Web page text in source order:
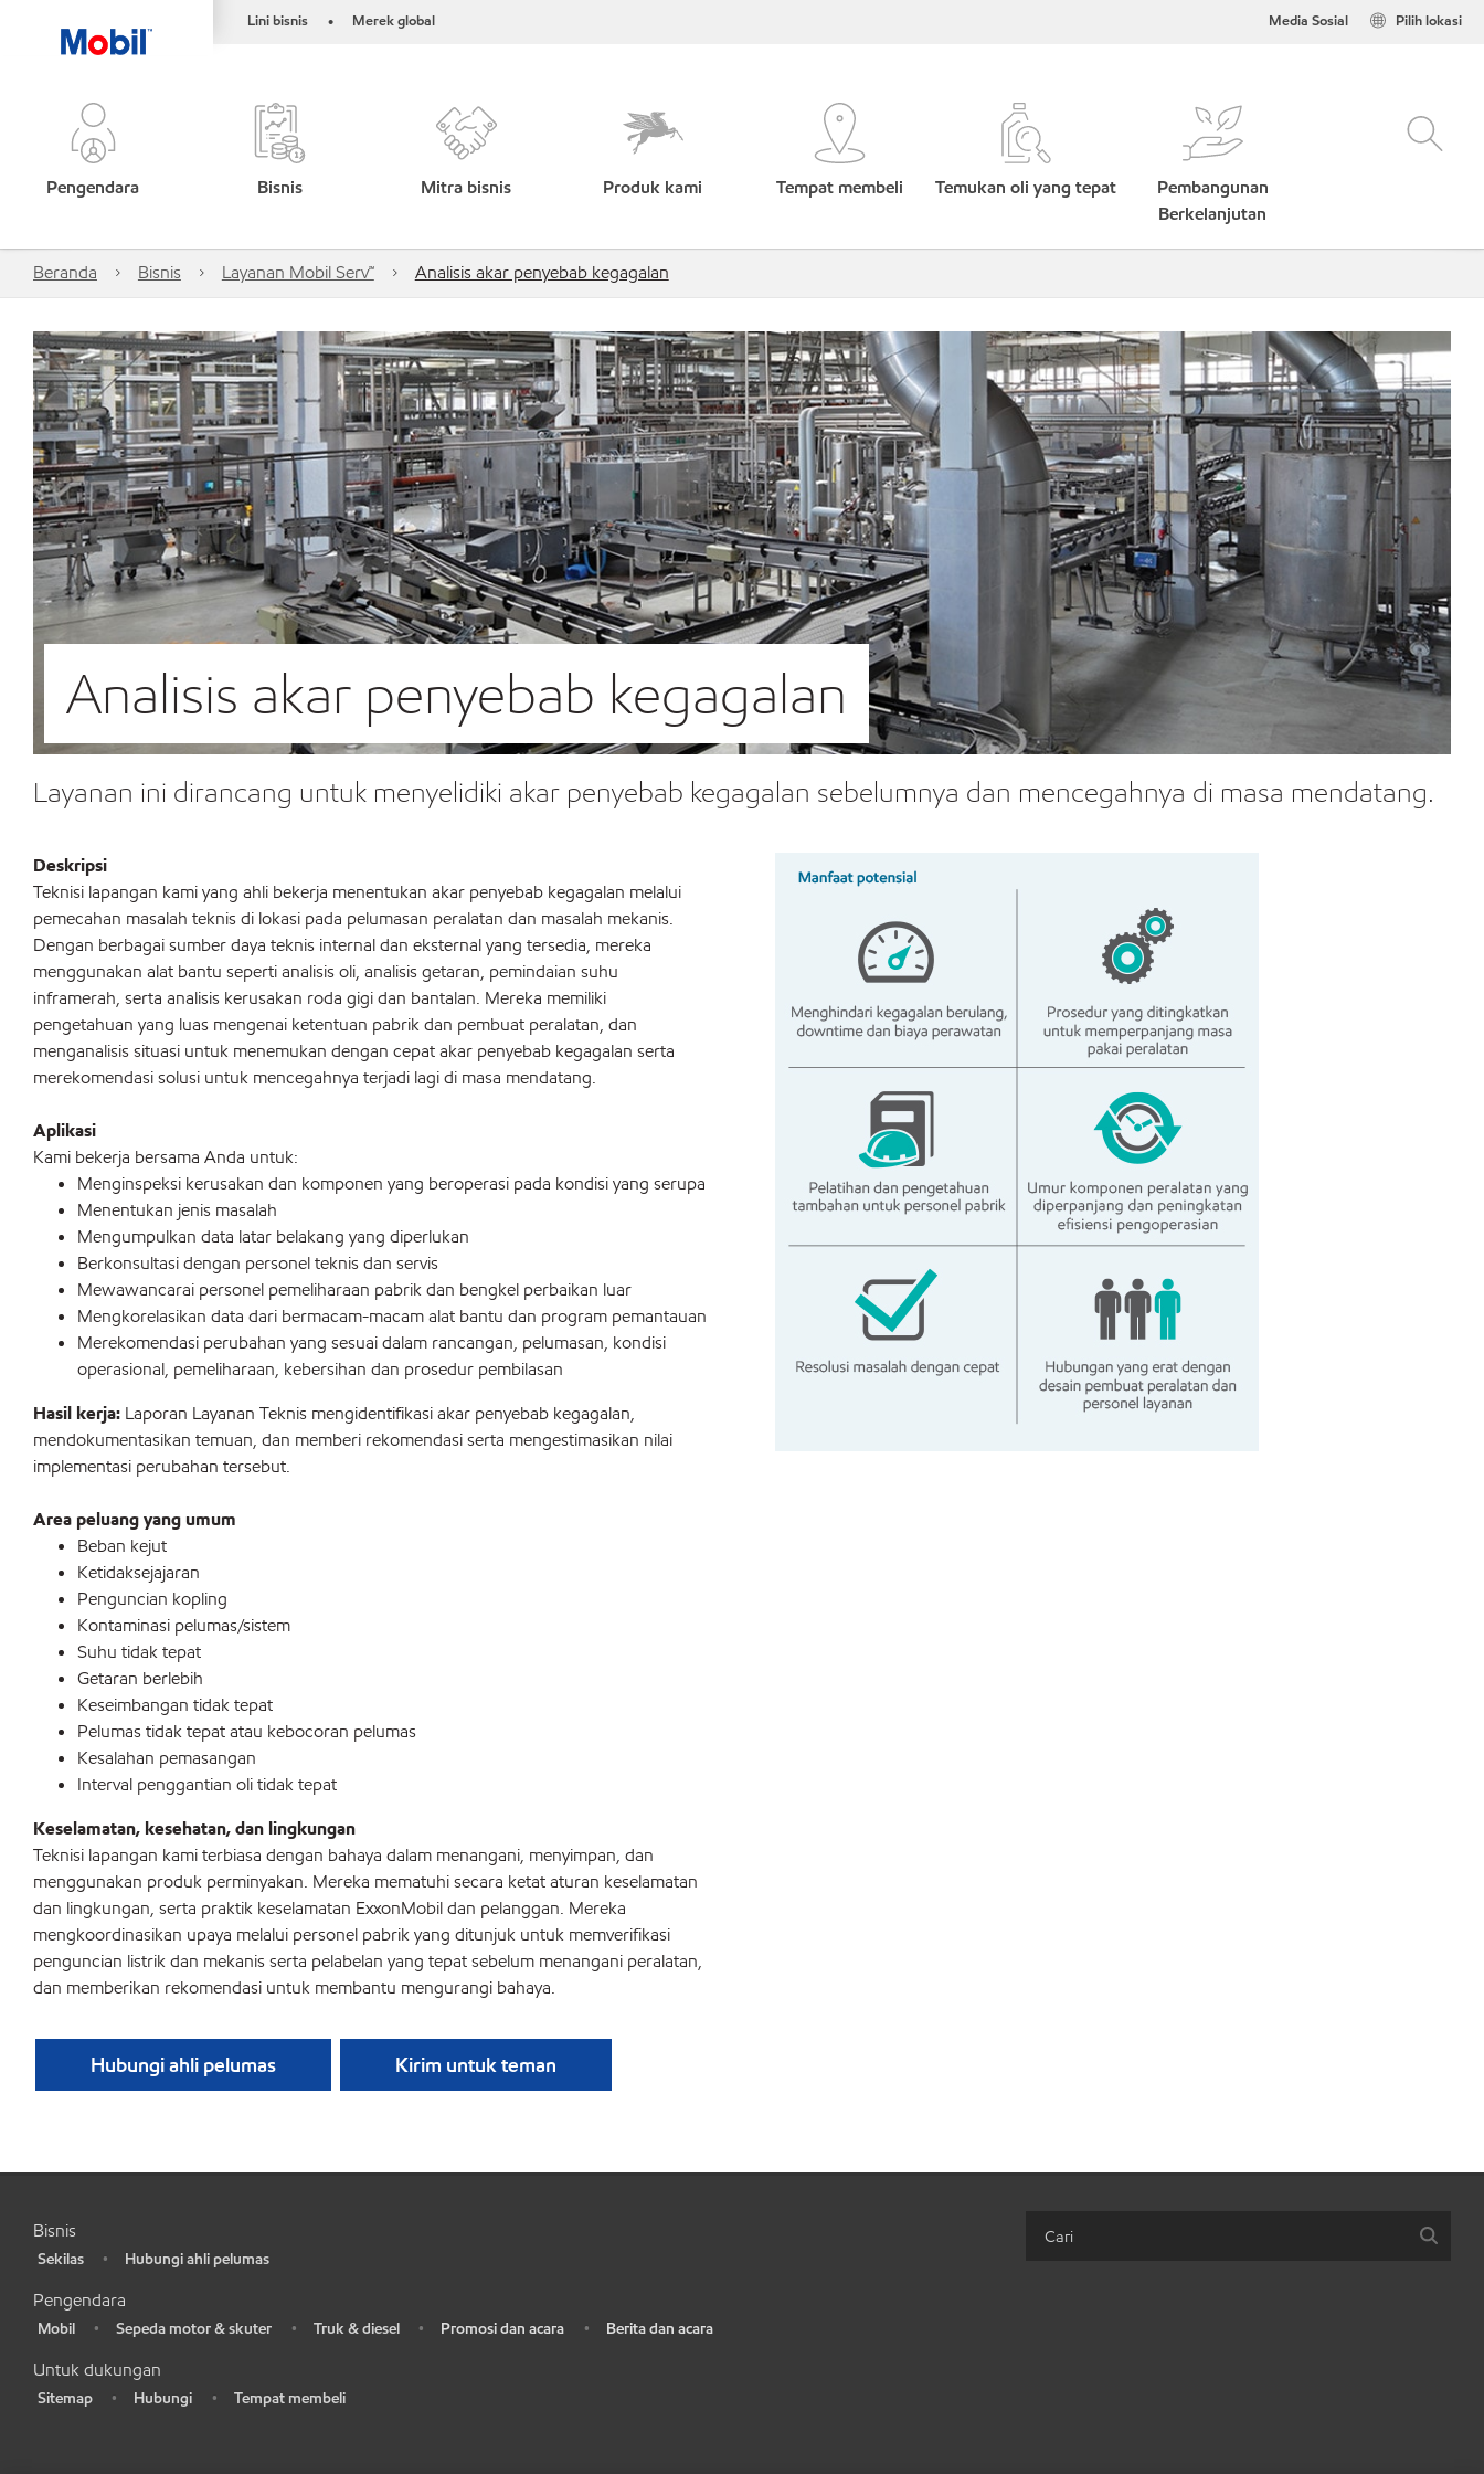
Lini bisnis • Merek global Pilih lokasi
Media Sosial
Pengendara Bisnis Mitra bisnis Produk kami Tempat membeli Temukan oli yang tepat
Pembangunan
Berkelanjutan
Beranda Bisnis Layanan Mobil Serv℠ Analisis akar penyebab kegagalan
Analisis akar penyebab kegagalan
Layanan ini dirancang untuk menyelidiki akar penyebab kegagalan sebelumnya dan mencegahnya di masa mendatang.
Deskripsi
Teknisi lapangan kami yang ahli bekerja menentukan akar penyebab kegagalan melalui
pemecahan masalah teknis di lokasi pada pelumasan peralatan dan masalah mekanis.
Dengan berbagai sumber daya teknis internal dan eksternal yang tersedia, mereka
menggunakan alat bantu seperti analisis oli, analisis getaran, pemindaian suhu
inframerah, serta analisis kerusakan roda gigi dan bantalan. Mereka memiliki
pengetahuan yang luas mengenai ketentuan pabrik dan pembuat peralatan, dan
menganalisis situasi untuk menemukan dengan cepat akar penyebab kegagalan serta
merekomendasi solusi untuk mencegahnya terjadi lagi di masa mendatang.
Aplikasi
Kami bekerja bersama Anda untuk:
Menginspeksi kerusakan dan komponen yang beroperasi pada kondisi yang serupa
Menentukan jenis masalah
Mengumpulkan data latar belakang yang diperlukan
Berkonsultasi dengan personel teknis dan servis
Mewawancarai personel pemeliharaan pabrik dan bengkel perbaikan luar
Mengkorelasikan data dari bermacam-macam alat bantu dan program pemantauan
Merekomendasi perubahan yang sesuai dalam rancangan, pelumasan, kondisi
operasional, pemeliharaan, kebersihan dan prosedur pembilasan
Hasil kerja: Laporan Layanan Teknis mengidentifikasi akar penyebab kegagalan,
mendokumentasikan temuan, dan memberi rekomendasi serta mengestimasikan nilai
implementasi perubahan tersebut.
Area peluang yang umum
Beban kejut
Ketidaksejajaran
Penguncian kopling
Kontaminasi pelumas/sistem
Suhu tidak tepat
Getaran berlebih
Keseimbangan tidak tepat
Pelumas tidak tepat atau kebocoran pelumas
Kesalahan pemasangan
Interval penggantian oli tidak tepat
Keselamatan, kesehatan, dan lingkungan
Teknisi lapangan kami terbiasa dengan bahaya dalam menangani, menyimpan, dan
menggunakan produk perminyakan. Mereka mematuhi secara ketat aturan keselamatan
dan lingkungan, serta praktik keselamatan ExxonMobil dan pelanggan. Mereka
mengkoordinasikan upaya melalui personel pabrik yang ditunjuk untuk memverifikasi
penguncian listrik dan mekanis serta pelabelan yang tepat sebelum menangani peralatan,
dan memberikan rekomendasi untuk membantu mengurangi bahaya.
Hubungi ahli pelumas Kirim untuk teman
Bisnis
Sekilas • Hubungi ahli pelumas
Pengendara
Mobil • Sepeda motor & skuter • Truk & diesel • Promosi dan acara • Berita dan acara
Untuk dukungan
Sitemap • Hubungi • Tempat membeli